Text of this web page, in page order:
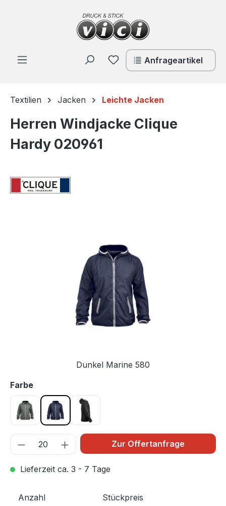
Zum Hauptinhalt springen
Du hast 0 Produkte auf
Anfrageartikel
Textilien Jacken Leichte Jacken
Herren Windjacke Clique
Hardy 020961
Dunkel Marine 580
Farbeauswählen
Anthrazit 96Dunkel Marine 580
Schwarz 99
Zur Offertanfrage
Lieferzeit ca. 3 - 7 Tage
Anzahl Stückpreis